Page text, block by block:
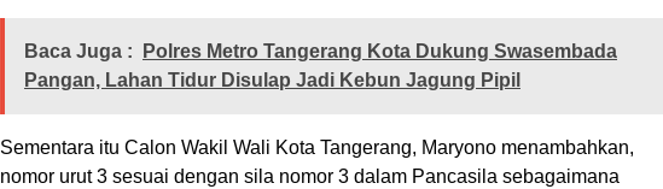
Baca Juga :
Polres Metro Tangerang Kota Dukung Swasembada
Pangan, Lahan Tidur Disulap Jadi Kebun Jagung Pipil
Sementara itu Calon Wakil Wali Kota Tangerang, Maryono menambahkan,
nomor urut 3 sesuai dengan sila nomor 3 dalam Pancasila sebagaimana